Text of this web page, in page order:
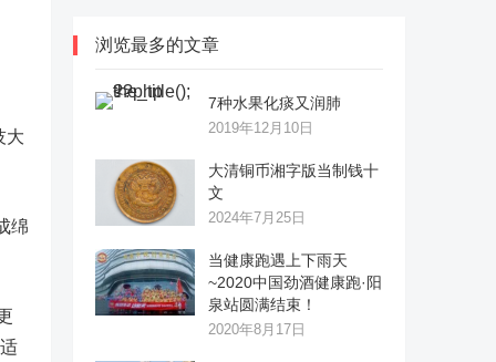
大
绵
浏览最多的文章
7种水果化痰又润肺
2019年12月10日
大清铜币湘字版当制钱十
文
2024年7月25日
当健康跑遇上下雨天
~2020中国劲酒健康跑·阳
泉站圆满结束！
2020年8月17日